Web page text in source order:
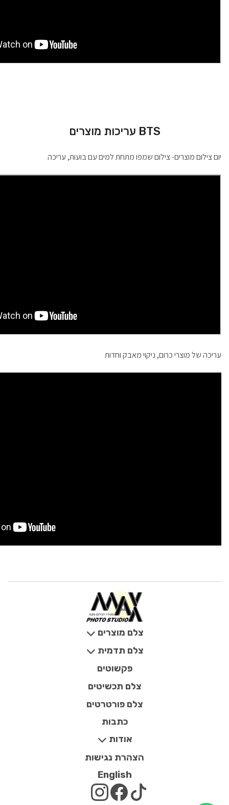
BTS עריכות מוצרים
יום צילום מוצרים- צילום שמפו מתחת למים עם בועות, עריכה
עריכה של מוצרי כרום, ניקוי מאבק וחדות
צלם מוצרים
צלם תדמית
פקשוטים
צלם תכשיטים
צלם פורטרטים
כתבות
אודות
הצהרת נגישות
English